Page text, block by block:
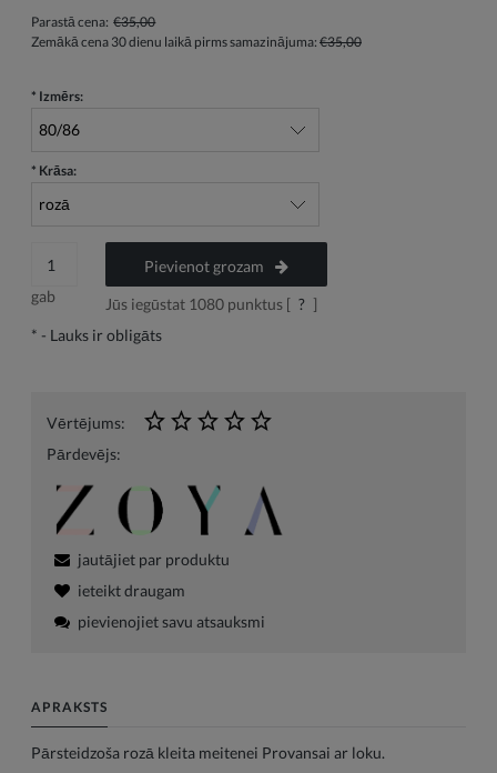
Parastā cena: €35,00
Zemākā cena 30 dienu laikā pirms samazinājuma: €35,00
* Izmērs:
* Krāsa:
gab
Pievienot grozam
Jūs iegūstat 1080punktus [ ? ]
* - Lauks ir obligāts
Vērtējums:
Pārdevējs:
jautājiet par produktu
ieteikt draugam
pievienojiet savu atsauksmi
APRAKSTS
Pārsteidzoša rozā kleita meitenei Provansai ar loku.